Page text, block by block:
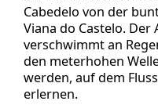
Cabedelo von der
Viana do Castelo.
verschwimmt an
den meterhohen
werden, auf dem
erlernen.